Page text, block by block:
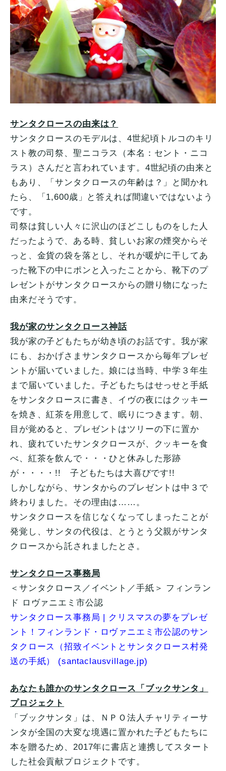
サンタクロースの由来は？
サンタクロースのモデルは、4世紀頃トルコのキリ
スト教の司祭、聖ニコラス（本名：セント・ニコ
ラス）さんだと言われています。4世紀頃の由来と
もあり、「サンタクロースの年齢は？」と聞かれ
たら、「1,600歳」と答えれば間違いではないよう
です。
司祭は貧しい人々に沢山のほどこしものをした人
だったようで、ある時、貧しいお家の煙突からそ
っと、金貨の袋を落とし、それが暖炉に干してあ
った靴下の中にポンと入ったことから、靴下のプ
レゼントがサンタクロースからの贈り物になった
由来だそうです。
我が家のサンタクロース神話
我が家の子どもたちが幼き頃のお話です。我が家
にも、おかげさまサンタクロースから毎年プレゼ
ントが届いていました。娘には当時、中学３年生
まで届いていました。子どもたちはせっせと手紙
をサンタクロースに書き、イヴの夜にはクッキー
を焼き、紅茶を用意して、眠りにつきます。朝、
目が覚めると、プレゼントはツリーの下に置か
れ、疲れていたサンタクロースが、クッキーを食
べ、紅茶を飲んで・・・ひと休みした形跡
が・・・・!! 子どもたちは大喜びです!!
しかしながら、サンタからのプレゼントは中３で
終わりました。その理由は……。
サンタクロースを信じなくなってしまったことが
発覚し、サンタの代役は、とうとう父親がサンタ
クロースから託されましたとさ。
サンタクロース事務局
＜サンタクロース／イベント／手紙＞ フィンラン
ド ロヴァニエミ市公認
サンタクロース事務局 | クリスマスの夢をプレゼ
ント！フィンランド・ロヴァニエミ市公認のサン
タクロース（招致イベントとサンタクロース村発
送の手紙） (santaclausvillage.jp)
あなたも誰かのサンタクロース「ブックサンタ」
プロジェクト
「ブックサンタ」は、ＮＰＯ法人チャリティーサ
ンタが全国の大変な境遇に置かれた子どもたちに
本を贈るため、2017年に書店と連携してスタート
した社会貢献プロジェクトです。